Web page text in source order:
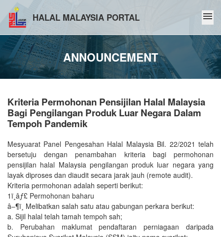
HALAL MALAYSIA PORTAL menu
ANNOUNCEMENT
Kriteria Permohonan Pensijilan Halal Malaysia
Bagi Pengilangan Produk Luar Negara Dalam
Tempoh Pandemik
Mesyuarat Panel Pengesahan Halal Malaysia Bil. 22/2021 telah
bersetuju dengan penambahan kriteria bagi permohonan
pensijilan halal Malaysia pengilangan produk luar negara yang
layak diproses dan diaudit secara jarak jauh (remote audit).
Kriteria permohonan adalah seperti berikut:
1ï¸âƒ£ Permohonan baharu
â–¶ï¸ Melibatkan salah satu atau gabungan perkara berikut:
a. Sijil halal telah tamah tempoh sah;
b. Perubahan maklumat pendaftaran perniagaan daripada